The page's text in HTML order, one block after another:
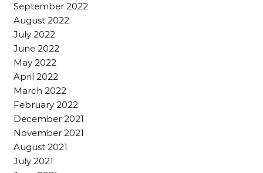
September 2022
August 2022
July 2022
June 2022
May 2022
April 2022
March 2022
February 2022
December 2021
November 2021
August 2021
July 2021